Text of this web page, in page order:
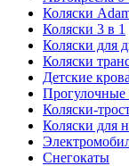
Коляски
Коляски 3 в 1
Коляски для
Коляски
Детские
Прогулочные
Коляски-
Коляски для
Снегокаты